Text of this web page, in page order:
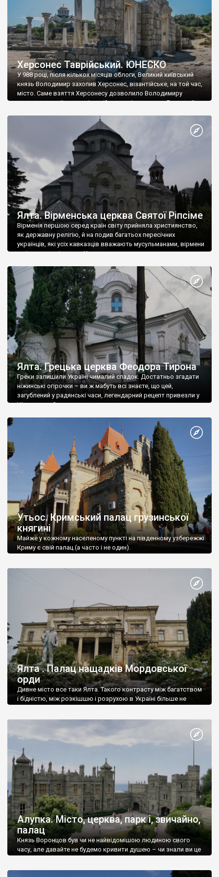
Херсонес Таврійський. ЮНЕСКО
У 988 році, після кількох місяців облоги, Великий київський
князь Володимир захопив Херсонес, візантійське, на той час,
місто. Саме взяття Херсонесу дозволило Володимиру
диктувати свої умови візантійському імператору Василю ІІ, та
Херсонесі Володимир-язичник, став Василем-християнином.
А потім було Хрещення Русі. На честь Херсонесу Таврійського
Ялта. Вірменська церква Святої Ріпсіме
Вірменія першою серед країн світу прийняла християнство,
як державну релігію, й на подив багатьох пересічних
українців, які усіх кавказців вважають мусульманами, вірмени
є відданими вірянами Христа
Ялта. Грецька церква Феодора Тирона
Греки залишили Україні чималий спадок. Достатньо згадати
ніжинські огірочки – ви ж мабуть всі знаєте, що цей,
загублений у радянські часи, легендарний рецепт привезли у
Ніжин греки?
Утьос. Кримський палац грузинської
княгині
Майже у кожному населеному пункті на південному узбережжі
Криму є свій палац (а часто і не один).
Ялта . Палац нащадків Мордовської
орди
Дивне місто все таки Ялта. Такого контрасту між багатством
і бідністю, між розкішшю і розрухою в Україні більше не
Алупка. Місто, церква, парк і, звичайно,
палац
Князь Воронцов був чи не найвідомішою людиною свого
часу, але давайте не будемо кривити душею – чи знали ви це